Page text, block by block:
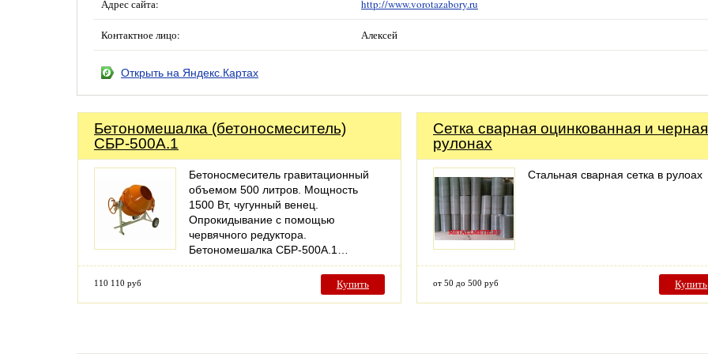
Адрес сайта: http://www.vorotazabory.ru
Контактное лицо: Алексей
Открыть на Яндекс.Картах
Бетономешалка (бетоносмеситель)
СБР-500А.1
Бетоносмеситель гравитационный
объемом 500 литров. Мощность
1500 Вт, чугунный венец.
Опрокидывание с помощью
червячного редуктора.
Бетономешалка СБР-500А.1…
110 110 руб Купить
Сетка сварная оцинкованная и
рулонах
Стальная сварная сетка в рулоах
от 50 до 500 руб Купить